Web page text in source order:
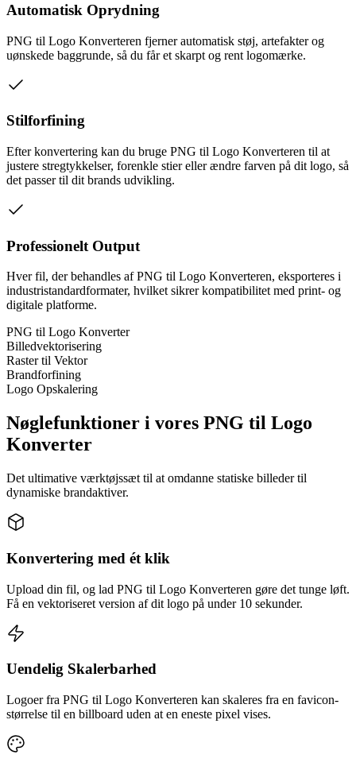
Automatisk Oprydning
PNG til Logo Konverteren fjerner automatisk støj, artefakter og
uønskede baggrunde, så du får et skarpt og rent logomærke.
Stilforfining
Efter konvertering kan du bruge PNG til Logo Konverteren til at
justere stregtykkelser, forenkle stier eller ændre farven på dit logo, så
det passer til dit brands udvikling.
Professionelt Output
Hver fil, der behandles af PNG til Logo Konverteren, eksporteres i
industristandardformater, hvilket sikrer kompatibilitet med print- og
digitale platforme.
PNG til Logo Konverter
Billedvektorisering
Raster til Vektor
Brandforfining
Logo Opskalering
Nøglefunktioner i vores PNG til Logo
Konverter
Det ultimative værktøjssæt til at omdanne statiske billeder til
dynamiske brandaktiver.
Konvertering med ét klik
Upload din fil, og lad PNG til Logo Konverteren gøre det tunge løft.
Få en vektoriseret version af dit logo på under 10 sekunder.
Uendelig Skalerbarhed
Logoer fra PNG til Logo Konverteren kan skaleres fra en favicon-
størrelse til en billboard uden at en eneste pixel vises.